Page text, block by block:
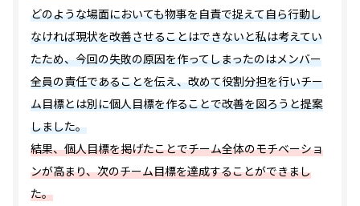
どのような場面においても物事を自責で捉えて自ら行動し
なければ現状を改善させることはできないと私は考えてい
たため、今回の失敗の原因を作ってしまったのはメンバー
全員の責任であることを伝え、改めて役割分担を行いチー
ム目標とは別に個人目標を作ることで改善を図ろうと提案
しました。
結果、個人目標を掲げたことでチーム全体のモチベーショ
ンが高まり、次のチーム目標を達成することができまし
た。